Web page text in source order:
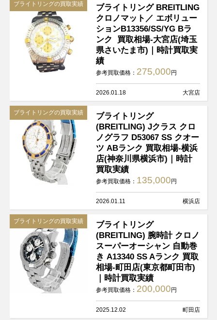
ブライトリングの買取実績
ブライトリング BREITLING
クロノマット／ エボリュー
ションB13356/SS/YG Bラ
ンク 買取相場-大宮店(埼玉
県さいたま市)｜時計買取実
績
参考買取価格： 275,000 円
2026.01.18 大宮店
ブライトリングの買取実績
ブライトリング
(BREITLING) Jクラス クロ
ノグラフ D53067 SS クオー
ツ ABランク 買取相場-横浜
店(神奈川県横浜市)｜時計
買取実績
参考買取価格： 135,000 円
2026.01.11 横浜店
ブライトリングの買取実績
ブライトリング
(BREITLING) 腕時計 クロノ
スーパーオーシャン 自動巻
き A13340 SS Aランク 買取
相場-町田店(東京都町田市)
｜時計買取実績
参考買取価格： 200,000 円
2025.12.02 町田店